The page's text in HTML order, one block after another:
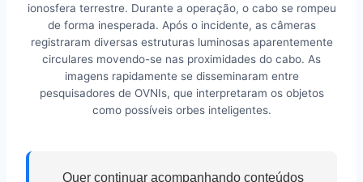
ionosfera terrestre. Durante a operação, o cabo se rompeu
de forma inesperada. Após o incidente, as câmeras
registraram diversas estruturas luminosas aparentemente
circulares movendo-se nas proximidades do cabo. As
imagens rapidamente se disseminaram entre
pesquisadores de OVNIs, que interpretaram os objetos
como possíveis orbes inteligentes.
Quer continuar acompanhando conteúdos